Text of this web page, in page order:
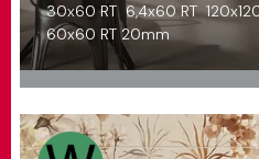
30x60 RT 6,4x60 RT
60x60 RT 20mm